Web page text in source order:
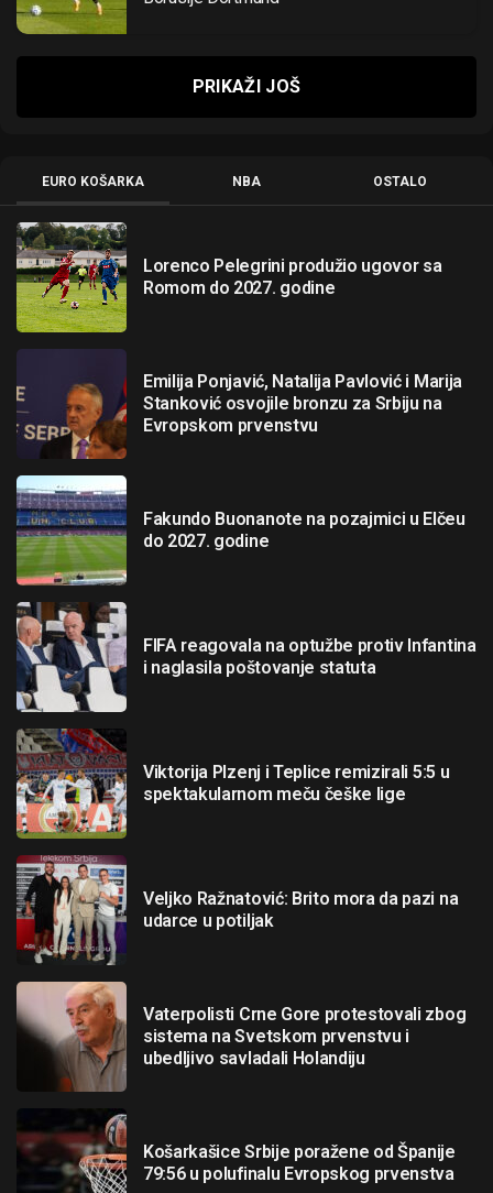
PRIKAŽI JOŠ
EURO KOŠARKA NBA OSTALO
Lorenco Pelegrini produžio ugovor sa
Romom do 2027. godine
Emilija Ponjavić, Natalija Pavlović i Marija
Stanković osvojile bronzu za Srbiju na
Evropskom prvenstvu
Fakundo Buonanote na pozajmici u Elčeu
do 2027. godine
FIFA reagovala na optužbe protiv Infantina
i naglasila poštovanje statuta
Viktorija Plzenj i Teplice remizirali 5:5 u
spektakularnom meču češke lige
Veljko Ražnatović: Brito mora da pazi na
udarce u potiljak
Vaterpolisti Crne Gore protestovali zbog
sistema na Svetskom prvenstvu i
ubedljivo savladali Holandiju
Košarkašice Srbije poražene od Španije
79:56 u polufinalu Evropskog prvenstva